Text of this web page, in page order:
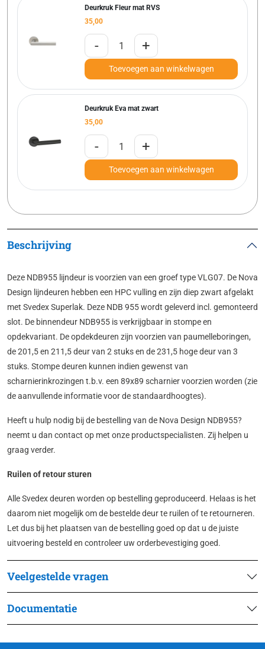
Deurkruk Fleur mat RVS
35,00
- +
Toevoegen aan winkelwagen
Deurkruk Eva mat zwart
35,00
- +
Toevoegen aan winkelwagen
Beschrijving
Deze NDB955 lijndeur is voorzien van een groef type VLG07. De Nova
Design lijndeuren hebben een HPC vulling en zijn diep zwart afgelakt
met Svedex Superlak. Deze NDB 955 wordt geleverd incl. gemonteerd
slot. De binnendeur NDB955 is verkrijgbaar in stompe en
opdekvariant. De opdekdeuren zijn voorzien van paumelleboringen,
de 201,5 en 211,5 deur van 2 stuks en de 231,5 hoge deur van 3
stuks. Stompe deuren kunnen indien gewenst van
scharnierinkrozingen t.b.v. een 89x89 scharnier voorzien worden (zie
de aanvullende informatie voor de standaardhoogtes).
Heeft u hulp nodig bij de bestelling van de Nova Design NDB955?
neemt u dan contact op met onze productspecialisten. Zij helpen u
graag verder.
Ruilen of retour sturen
Alle Svedex deuren worden op bestelling geproduceerd. Helaas is het
daarom niet mogelijk om de bestelde deur te ruilen of te retourneren.
Let dus bij het plaatsen van de bestelling goed op dat u de juiste
uitvoering besteld en controleer uw orderbevestiging goed.
Veelgestelde vragen
Documentatie